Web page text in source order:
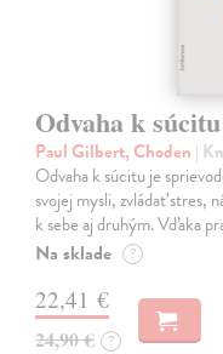
Odvaha k súcitu
Paul Gilbert, Choden |
Odvaha k súcitu je
svojej mysli, zvládať stres,
k sebe aj druhým. Vďaka
Na sklade ?
22,41 €
24,90 € ?